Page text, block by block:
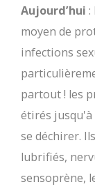
Aujourd’hui
moyen de
infections
partout ! les
étirés
se déchirer.
lubrifiés,
sensoprène,